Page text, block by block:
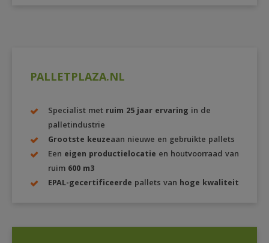
PALLETPLAZA.NL
Specialist met ruim 25 jaar ervaring in de
palletindustrie
Grootste keuzeaan nieuwe en gebruikte pallets
Een eigen productielocatie en houtvoorraad van
ruim 600 m3
EPAL-gecertificeerde pallets van hoge kwaliteit